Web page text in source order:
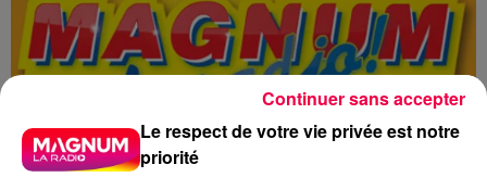
Le respect de votre vie privée est notre
priorité
Continuer sans accepter